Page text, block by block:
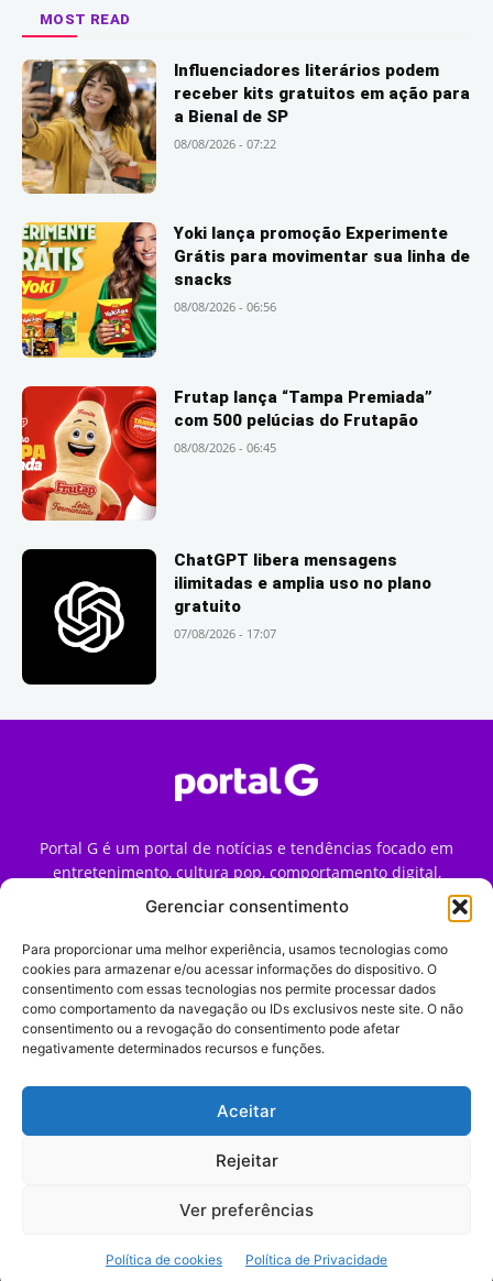
Gerenciar consentimento
Para proporcionar uma melhor experiência, usamos tecnologias como
cookies para armazenar e/ou acessar informações do dispositivo. O
consentimento com essas tecnologias nos permite processar dados
como comportamento da navegação ou IDs exclusivos neste site. O não
consentimento ou a revogação do consentimento pode afetar
negativamente determinados recursos e funções.
Aceitar
Rejeitar
Ver preferências
Política de cookies Política de Privacidade
MOST READ
Influenciadores literários podem
receber kits gratuitos em ação para
a Bienal de SP
08/08/2026 - 07:22
Yoki lança promoção Experimente
Grátis para movimentar sua linha de
snacks
08/08/2026 - 06:56
Frutap lança “Tampa Premiada”
com 500 pelúcias do Frutapão
08/08/2026 - 06:45
ChatGPT libera mensagens
ilimitadas e amplia uso no plano
gratuito
07/08/2026 - 17:07
Portal G é um portal de notícias e tendências focado em
entretenimento, cultura pop, comportamento digital,
streaming, games e iniciativas de marca que impactam a
forma como o público vive e consome internet no Brasil.
Contato:contato@portalg.com.br
Início Sobre
Termos de Uso
Política de Privacidade
Contato
tendências de consumo, marketing e comportamento digital.